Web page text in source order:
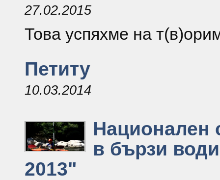
27.02.2015
Това успяхме на
Петиту
10.03.2014
Национален
в бързи
2013"